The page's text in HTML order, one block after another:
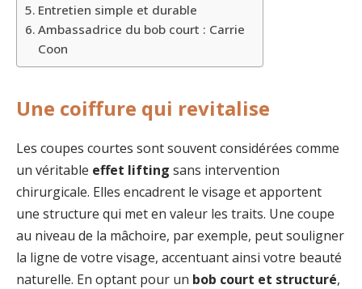
Entretien simple et durable
Ambassadrice du bob court : Carrie
Coon
Une coiffure qui revitalise
Les coupes courtes sont souvent considérées comme
un véritable effet lifting sans intervention
chirurgicale. Elles encadrent le visage et apportent
une structure qui met en valeur les traits. Une coupe
au niveau de la mâchoire, par exemple, peut souligner
la ligne de votre visage, accentuant ainsi votre beauté
naturelle. En optant pour un bob court et structuré,